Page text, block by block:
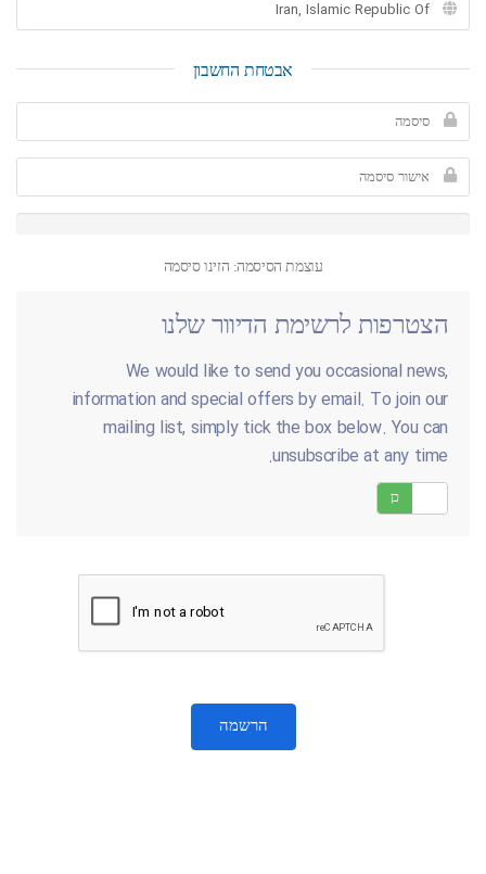
אבטחת החשבון
עוצמת הסיסמה: הזינו סיסמה
הצטרפות לרשימת הדיוור שלנו
We would like to send you occasional news,
information and special offers by email. To join our
mailing list, simply tick the box below. You can
unsubscribe at any time.
כן